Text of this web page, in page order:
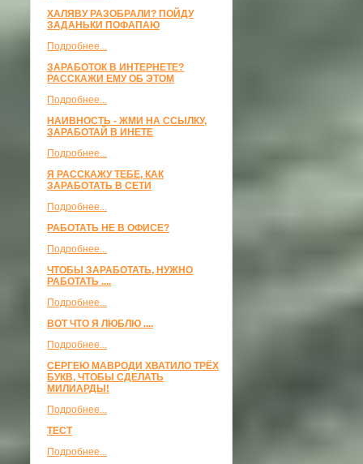
ХАЛЯВУ РАЗОБРАЛИ? ПОЙДУ
ЗАДАНЬКИ ПОФАПАЮ
Подробнее...
ЗАРАБОТОК В ИНТЕРНЕТЕ?
РАССКАЖИ ЕМУ ОБ ЭТОМ
Подробнее...
НАИВНОСТЬ - ЖМИ НА ССЫЛКУ,
ЗАРАБОТАЙ В ИНЕТЕ
Подробнее...
Я РАССКАЖУ ТЕБЕ, КАК
ЗАРАБОТАТЬ В СЕТИ
Подробнее...
РАБОТАТЬ НЕ В ОФИСЕ?
Подробнее...
ЧТОБЫ ЗАРАБОТАТЬ, НУЖНО
РАБОТАТЬ ....
Подробнее...
ВОТ ЧТО Я ЛЮБЛЮ ....
Подробнее...
СЕРГЕЮ МАВРОДИ ХВАТИЛО ТРЁХ
БУКВ, ЧТОБЫ СДЕЛАТЬ
МИЛИАРДЫ!
Подробнее...
ТЕСТ
Подробнее...